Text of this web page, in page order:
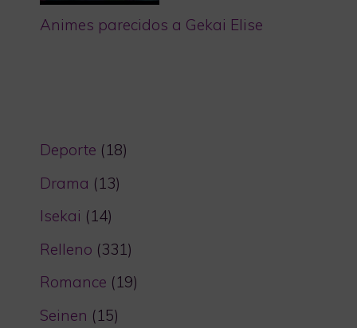
Animes parecidos a Gekai Elise
Deporte (18)
Drama (13)
Isekai (14)
Relleno (331)
Romance (19)
Seinen (15)